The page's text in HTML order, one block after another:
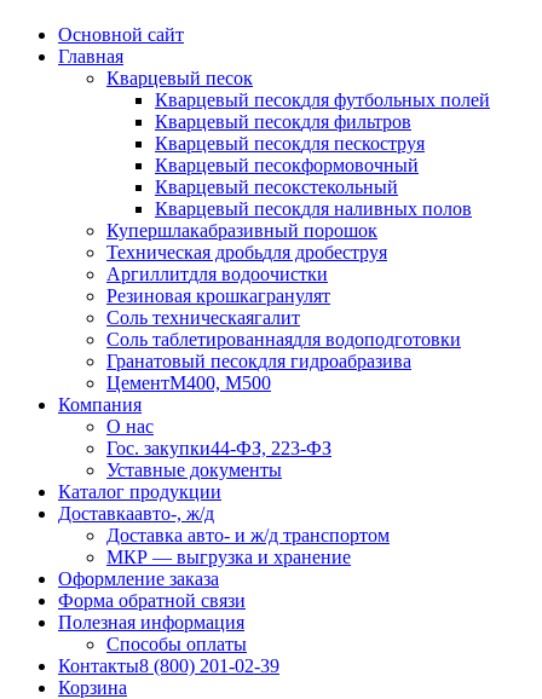
Основной сайт
Главная
Кварцевый песок
Кварцевый песокдля футбольных полей
Кварцевый песокдля фильтров
Кварцевый песокдля пескоструя
Кварцевый песокформовочный
Кварцевый песокстекольный
Кварцевый песокдля наливных полов
Купершлакабразивный порошок
Техническая дробьдля дробеструя
Аргиллитдля водоочистки
Резиновая крошкагранулят
Соль техническаягалит
Соль таблетированнаядля водоподготовки
Гранатовый песокдля гидроабразива
ЦементМ400, М500
Компания
О нас
Гос. закупки44-ФЗ, 223-ФЗ
Уставные документы
Каталог продукции
Доставкаавто-, ж/д
Доставка авто- и ж/д транспортом
МКР — выгрузка и хранение
Оформление заказа
Форма обратной связи
Полезная информация
Способы оплаты
Контакты8 (800) 201-02-39
Корзина